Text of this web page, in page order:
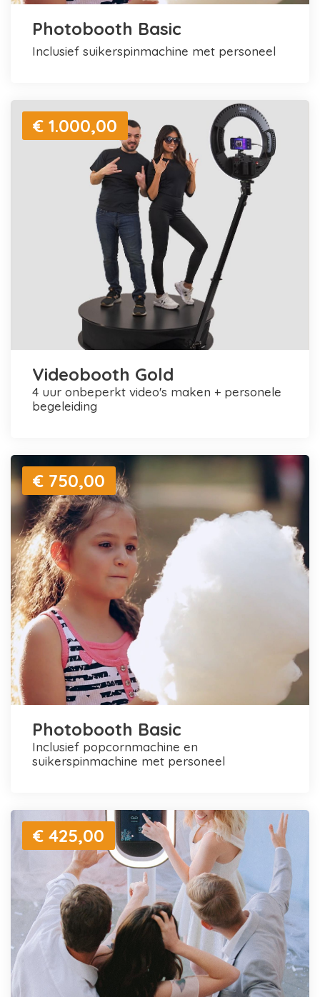
Photobooth Basic
inclusief suikerspinmachine met personeel
€ 1.000,00
Videobooth Gold
4 uur onbeperkt video's maken + personele
begeleiding
€ 750,00
Photobooth Basic
inclusief popcornmachine en
suikerspinmachine met personeel
€ 425,00